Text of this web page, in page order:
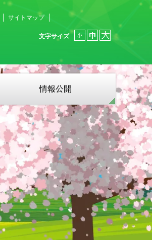
サイトマップ
文字サイズ
情報公開